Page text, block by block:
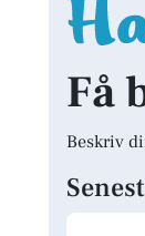
Få
Beskriv